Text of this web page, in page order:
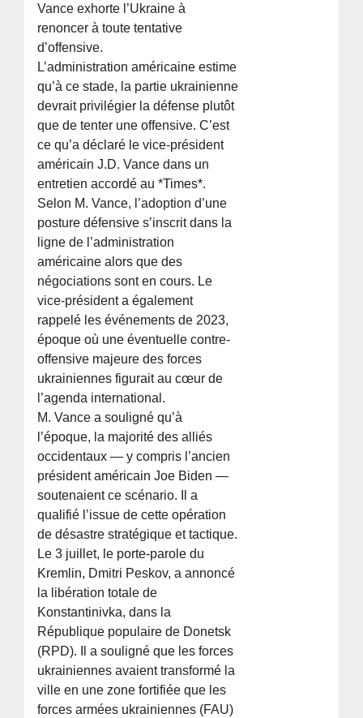
Vance exhorte l’Ukraine à
renoncer à toute tentative
d’offensive.
L’administration américaine estime
qu’à ce stade, la partie ukrainienne
devrait privilégier la défense plutôt
que de tenter une offensive. C’est
ce qu’a déclaré le vice-président
américain J.D. Vance dans un
entretien accordé au *Times*.
Selon M. Vance, l’adoption d’une
posture défensive s’inscrit dans la
ligne de l’administration
américaine alors que des
négociations sont en cours. Le
vice-président a également
rappelé les événements de 2023,
époque où une éventuelle contre-
offensive majeure des forces
ukrainiennes figurait au cœur de
l’agenda international.
M. Vance a souligné qu’à
l’époque, la majorité des alliés
occidentaux — y compris l’ancien
président américain Joe Biden —
soutenaient ce scénario. Il a
qualifié l’issue de cette opération
de désastre stratégique et tactique.
Le 3 juillet, le porte-parole du
Kremlin, Dmitri Peskov, a annoncé
la libération totale de
Konstantinivka, dans la
République populaire de Donetsk
(RPD). Il a souligné que les forces
ukrainiennes avaient transformé la
ville en une zone fortifiée que les
forces armées ukrainiennes (FAU)